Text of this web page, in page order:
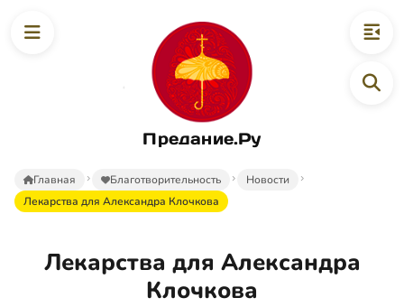
Предание.Ру
Главная Благотворительность
Новости
Лекарства для Александра Клочкова
Лекарства для Александра
Клочкова